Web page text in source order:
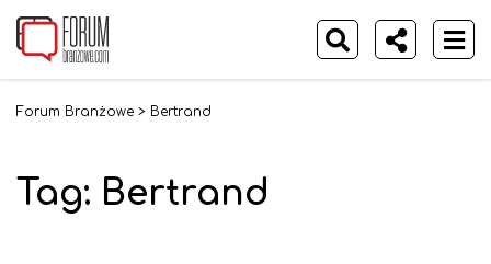
Forum Branżowe > Bertrand
Tag: Bertrand